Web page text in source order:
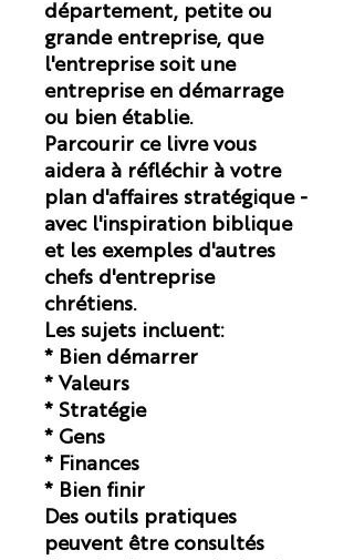
département, petite ou
grande entreprise, que
l'entreprise soit une
entreprise en démarrage
ou bien établie.
Parcourir ce livre vous
aidera à réfléchir à votre
plan d'affaires stratégique -
avec l'inspiration biblique
et les exemples d'autres
chefs d'entreprise
chrétiens.
Les sujets incluent:
* Bien démarrer
* Valeurs
* Stratégie
* Gens
* Finances
* Bien finir
Des outils pratiques
peuvent être consultés